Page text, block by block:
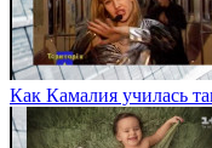
Как Камалия училась